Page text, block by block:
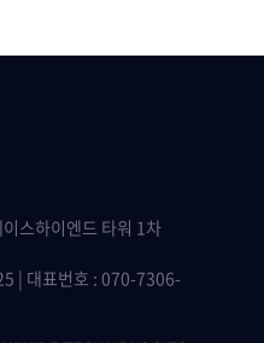
스하이엔드 타워 1차
| 대표번호 : 070-7306-